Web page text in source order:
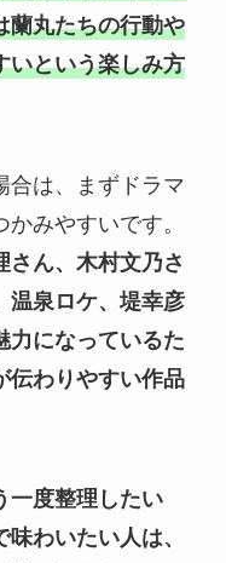
蘭丸たちの行動や
いという楽しみ方
合は、まずドラマ
みやすいです。
さん、木村文乃さ
温泉ロケ、堤幸彦
力になっているた
伝わりやすい作品
一度整理したい
わいたい人は、